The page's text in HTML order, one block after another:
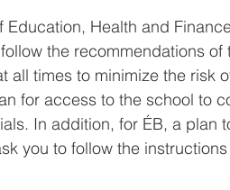
Health and
the recommendations of
all times to minimize the risk
for access to the school to
In addition, for ÉB, a plan
you to follow the